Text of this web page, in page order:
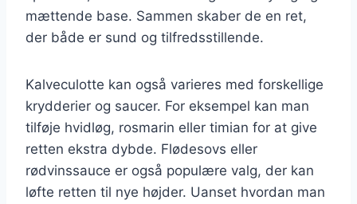
mættende base. Sammen skaber de en ret,
der både er sund og tilfredsstillende.
Kalveculotte kan også varieres med forskellige
krydderier og saucer. For eksempel kan man
tilføje hvidløg, rosmarin eller timian for at give
retten ekstra dybde. Flødesovs eller
rødvinssauce er også populære valg, der kan
løfte retten til nye højder. Uanset hvordan man